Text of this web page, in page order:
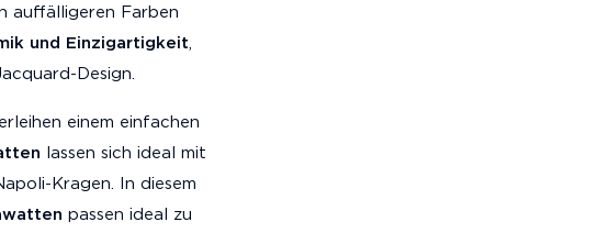
auffälligeren Farben
und Einzigartigkeit,
Design.
einem einfachen
lassen sich ideal mit
Kragen. In diesem
passen ideal zu